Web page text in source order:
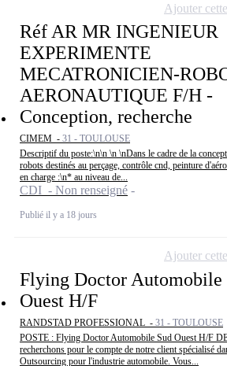
Réf AR MR INGENIEUR
EXPERIMENTE
MECATRONICIEN-
AERONAUTIQUE F/H -
Conception, recherche
CIMEM - 31 - TOULOUSE
Descriptif du poste:\n\n \n \nDans le cadre de la
robots destinés au perçage, contrôle cnd, peinture
en charge :\n* au niveau de...
CDI - Non renseigné
Publié il y a 18 jours
Ajouter
Flying Doctor Automobile
Ouest H/F
RANDSTAD PROFESSIONAL - 31 - TOULOUSE
POSTE : Flying Doctor Automobile Sud Ouest H/F
recherchons pour le compte de notre client spécialisé
Outsourcing pour l'industrie automobile. Vous...
Ajouter